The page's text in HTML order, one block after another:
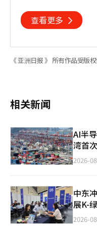
查看更多
《 亚洲日报 》 所有作品受版
相关新闻
AI半
湾首
2026-
中东
展K-
2026-